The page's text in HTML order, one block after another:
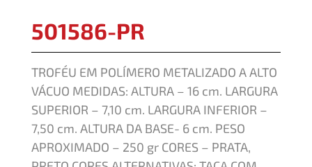
501586-PR
TROFÉU EM POLÍMERO METALIZADO A ALTO
VÁCUO MEDIDAS: ALTURA – 16 cm. LARGURA
SUPERIOR – 7,10 cm. LARGURA INFERIOR –
7,50 cm. ALTURA DA BASE- 6 cm. PESO
APROXIMADO – 250 gr CORES – PRATA,